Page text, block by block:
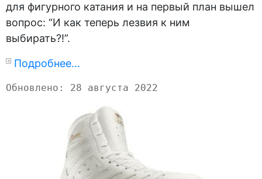
для фигурного катания и на первый план вышел
вопрос: “И как теперь лезвия к ним
выбирать?!”.
Подробнее...
Обновлено: 28 августа 2022